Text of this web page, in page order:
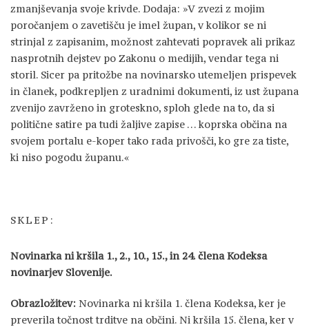
zmanjševanja svoje krivde. Dodaja: »V zvezi z mojim
poročanjem o zavetišču je imel župan, v kolikor se ni
strinjal z zapisanim, možnost zahtevati popravek ali prikaz
nasprotnih dejstev po Zakonu o medijih, vendar tega ni
storil. Sicer pa pritožbe na novinarsko utemeljen prispevek
in članek, podkrepljen z uradnimi dokumenti, iz ust župana
zvenijo zavrženo in groteskno, sploh glede na to, da si
politične satire pa tudi žaljive zapise … koprska občina na
svojem portalu e-koper tako rada privošči, ko gre za tiste,
ki niso pogodu županu.«
SKLEP:
Novinarka ni kršila 1., 2., 10., 15., in 24. člena Kodeksa
novinarjev Slovenije.
Obrazložitev: Novinarka ni kršila 1. člena Kodeksa, ker je
preverila točnost trditve na občini. Ni kršila 15. člena, ker v